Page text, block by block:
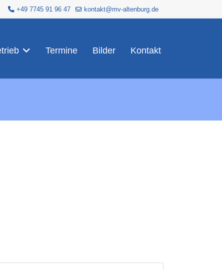
+49 7745 91 96 47 kontakt@mv-altenburg.de
Termine Bilder Kontakt